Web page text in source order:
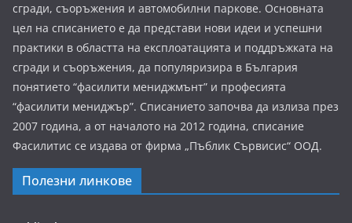
сгради, съоръжения и автомобилни паркове. Основната
цел на списанието е да представи нови идеи и успешни
практики в областта на експлоатацията и поддръжката на
сгради и съоръжения, да популяризира в България
понятието “фасилити мениджмънт” и професията
“фасилити мениджър”. Списанието започва да излиза през
2007 година, а от началото на 2012 година, списание
Фасилитис се издава от фирма „Пъблик Сървисис“ ООД.
Полезни линкове